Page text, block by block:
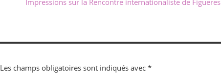
Post:
Les champs obligatoires sont indiqués avec *